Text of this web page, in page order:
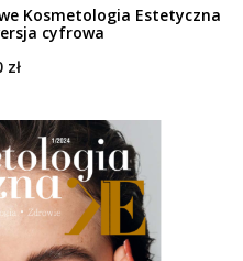
Kosmetologia Estetyczna
cyfrowa
zł